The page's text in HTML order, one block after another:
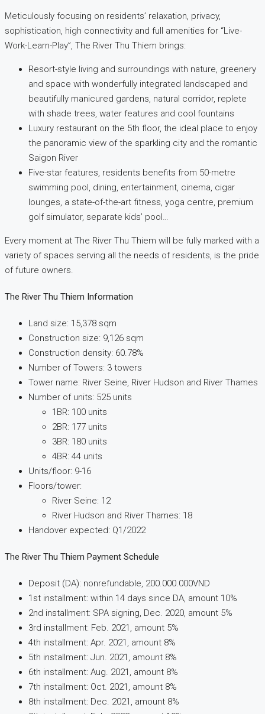
Meticulously focusing on residents’ relaxation, privacy,
sophistication, high connectivity and full amenities for “Live-
Work-Learn-Play”, The River Thu Thiem brings:
Resort-style living and surroundings with nature, greenery
and space with wonderfully integrated landscaped and
beautifully manicured gardens, natural corridor, replete
with shade trees, water features and cool fountains
Luxury restaurant on the 5th floor, the ideal place to enjoy
the panoramic view of the sparkling city and the romantic
Saigon River
Five-star features, residents benefits from 50-metre
swimming pool, dining, entertainment, cinema, cigar
lounges, a state-of-the-art fitness, yoga centre, premium
golf simulator, separate kids’ pool…
Every moment at The River Thu Thiem will be fully marked with a
variety of spaces serving all the needs of residents, is the pride
of future owners.
The River Thu Thiem Information
Land size: 15,378 sqm
Construction size: 9,126 sqm
Construction density: 60.78%
Number of Towers: 3 towers
Tower name: River Seine, River Hudson and River Thames
Number of units: 525 units
1BR: 100 units
2BR: 177 units
3BR: 180 units
4BR: 44 units
Units/floor: 9-16
Floors/tower:
River Seine: 12
River Hudson and River Thames: 18
Handover expected: Q1/2022
The River Thu Thiem Payment Schedule
Deposit (DA): nonrefundable, 200.000.000VND
1st installment: within 14 days since DA, amount 10%
2nd installment: SPA signing, Dec. 2020, amount 5%
3rd installment: Feb. 2021, amount 5%
4th installment: Apr. 2021, amount 8%
5th installment: Jun. 2021, amount 8%
6th installment: Aug. 2021, amount 8%
7th installment: Oct. 2021, amount 8%
8th installment: Dec. 2021, amount 8%